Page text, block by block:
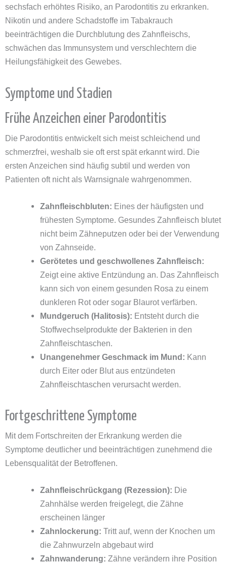
sechsfach erhöhtes Risiko, an Parodontitis zu erkranken.
Nikotin und andere Schadstoffe im Tabakrauch
beeinträchtigen die Durchblutung des Zahnfleischs,
schwächen das Immunsystem und verschlechtern die
Heilungsfähigkeit des Gewebes.
Symptome und Stadien
Frühe Anzeichen einer Parodontitis
Die Parodontitis entwickelt sich meist schleichend und
schmerzfrei, weshalb sie oft erst spät erkannt wird. Die
ersten Anzeichen sind häufig subtil und werden von
Patienten oft nicht als Warnsignale wahrgenommen.
Zahnfleischbluten: Eines der häufigsten und
frühesten Symptome. Gesundes Zahnfleisch blutet
nicht beim Zähneputzen oder bei der Verwendung
von Zahnseide.
Gerötetes und geschwollenes Zahnfleisch:
Zeigt eine aktive Entzündung an. Das Zahnfleisch
kann sich von einem gesunden Rosa zu einem
dunkleren Rot oder sogar Blaurot verfärben.
Mundgeruch (Halitosis): Entsteht durch die
Stoffwechselprodukte der Bakterien in den
Zahnfleischtaschen.
Unangenehmer Geschmack im Mund: Kann
durch Eiter oder Blut aus entzündeten
Zahnfleischtaschen verursacht werden.
Fortgeschrittene Symptome
Mit dem Fortschreiten der Erkrankung werden die
Symptome deutlicher und beeinträchtigen zunehmend die
Lebensqualität der Betroffenen.
Zahnfleischrückgang (Rezession): Die
Zahnhälse werden freigelegt, die Zähne
erscheinen länger
Zahnlockerung: Tritt auf, wenn der Knochen um
die Zahnwurzeln abgebaut wird
Zahnwanderung: Zähne verändern ihre Position